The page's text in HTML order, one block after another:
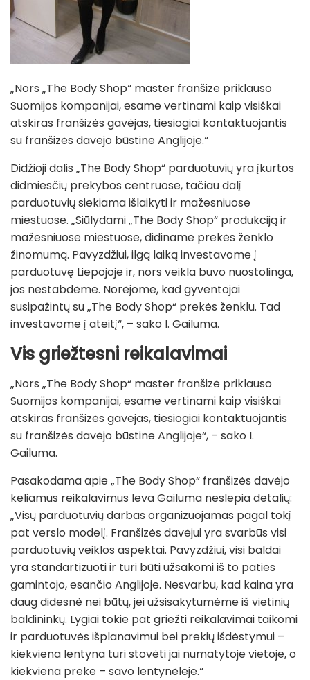
„Nors „The Body Shop“ master franšizė priklauso
Suomijos kompanijai, esame vertinami kaip visiškai
atskiras franšizės gavėjas, tiesiogiai kontaktuojantis
su franšizės davėjo būstine Anglijoje.“
Didžioji dalis „The Body Shop“ parduotuvių yra įkurtos
didmiesčių prekybos centruose, tačiau dalį
parduotuvių siekiama išlaikyti ir mažesniuose
miestuose. „Siūlydami „The Body Shop“ produkciją ir
mažesniuose miestuose, didiname prekės ženklo
žinomumą. Pavyzdžiui, ilgą laiką investavome į
parduotuvę Liepojoje ir, nors veikla buvo nuostolinga,
jos nestabdėme. Norėjome, kad gyventojai
susipažintų su „The Body Shop“ prekės ženklu. Tad
investavome į ateitį“, – sako I. Gailuma.
Vis griežtesni reikalavimai
„Nors „The Body Shop“ master franšizė priklauso
Suomijos kompanijai, esame vertinami kaip visiškai
atskiras franšizės gavėjas, tiesiogiai kontaktuojantis
su franšizės davėjo būstine Anglijoje“, – sako I.
Gailuma.
Pasakodama apie „The Body Shop“ franšizės davėjo
keliamus reikalavimus Ieva Gailuma neslepia detalių:
„Visų parduotuvių darbas organizuojamas pagal tokį
pat verslo modelį. Franšizės davėjui yra svarbūs visi
parduotuvių veiklos aspektai. Pavyzdžiui, visi baldai
yra standartizuoti ir turi būti užsakomi iš to paties
gamintojo, esančio Anglijoje. Nesvarbu, kad kaina yra
daug didesnė nei būtų, jei užsisakytumėme iš vietinių
baldininkų. Lygiai tokie pat griežti reikalavimai taikomi
ir parduotuvės išplanavimui bei prekių išdėstymui –
kiekviena lentyna turi stovėti jai numatytoje vietoje, o
kiekviena prekė – savo lentynėlėje.“